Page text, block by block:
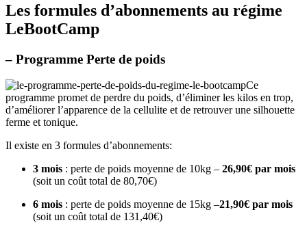
Les formules d’abonnements au régime
LeBootCamp
– Programme Perte de poids
Ce
programme promet de perdre du poids, d’éliminer les kilos en trop,
d’améliorer l’apparence de la cellulite et de retrouver une silhouette
ferme et tonique.
Il existe en 3 formules d’abonnements:
3 mois : perte de poids moyenne de 10kg – 26,90€ par mois
(soit un coût total de 80,70€)
6 mois : perte de poids moyenne de 15kg –21,90€ par mois
(soit un coût total de 131,40€)